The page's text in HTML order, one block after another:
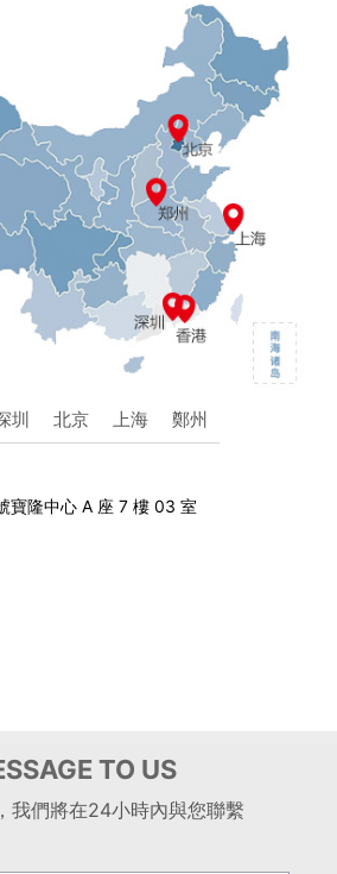
圳 北京 上海 鄭州
寶隆中心 A 座 7 樓 03 室
TO US
我們將在24小時內與您聯繫